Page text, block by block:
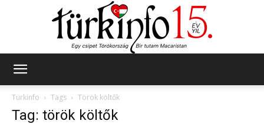
Türkinfo
Tags Török költők
Tag: török költők